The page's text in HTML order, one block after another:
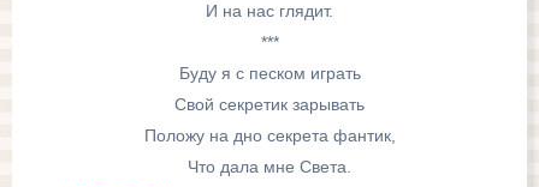
И на нас глядит.
***
Буду я с песком играть
Свой секретик зарывать
Положу на дно секрета фантик,
Что дала мне Света.